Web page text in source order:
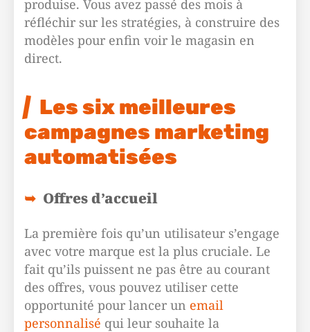
produise. Vous avez passé des mois à
réfléchir sur les stratégies, à construire des
modèles pour enfin voir le magasin en
direct.
Les six meilleures
campagnes marketing
automatisées
Offres d’accueil
La première fois qu’un utilisateur s’engage
avec votre marque est la plus cruciale. Le
fait qu’ils puissent ne pas être au courant
des offres, vous pouvez utiliser cette
opportunité pour lancer un email
personnalisé qui leur souhaite la